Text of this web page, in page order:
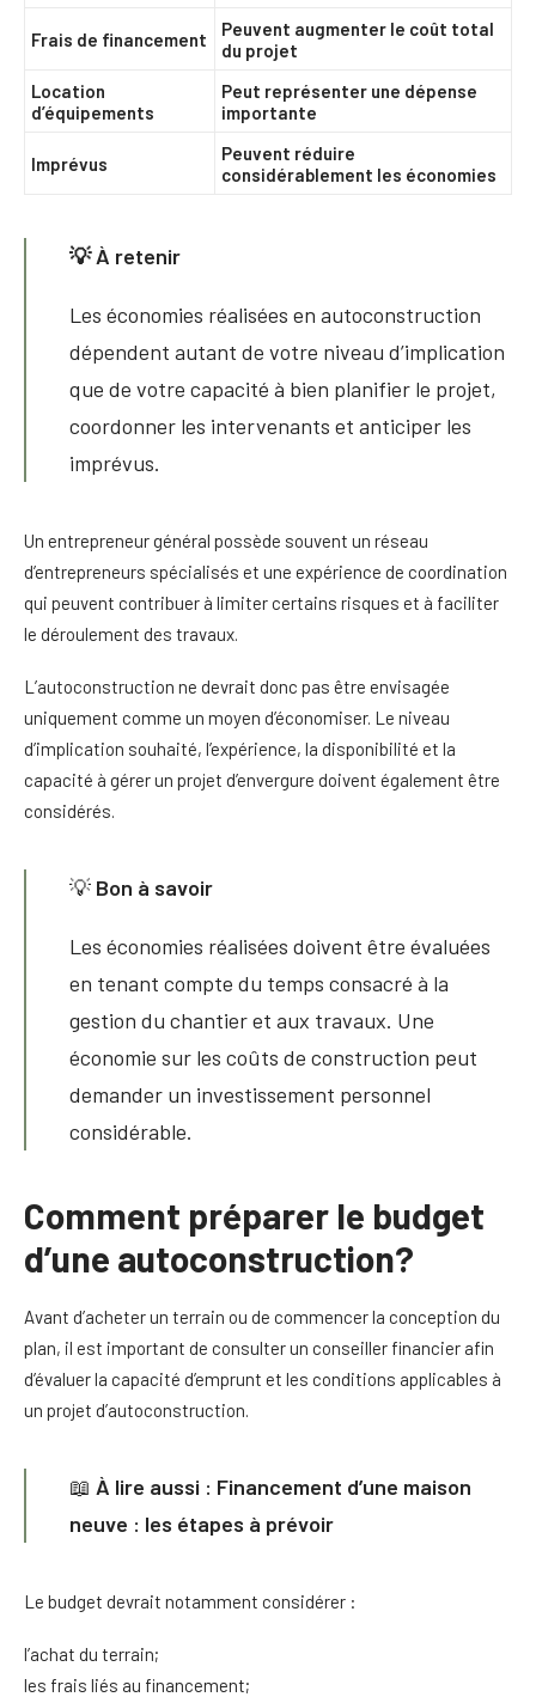
Frais de financement
Peuvent augmenter le coût total
du projet
Location
d’équipements
Peut représenter une dépense
importante
Imprévus
Peuvent réduire
considérablement les économies
💡 À retenir
Les économies réalisées en autoconstruction
dépendent autant de votre niveau d’implication
que de votre capacité à bien planifier le projet,
coordonner les intervenants et anticiper les
imprévus.
Un entrepreneur général possède souvent un réseau
d’entrepreneurs spécialisés et une expérience de coordination
qui peuvent contribuer à limiter certains risques et à faciliter
le déroulement des travaux.
L’autoconstruction ne devrait donc pas être envisagée
uniquement comme un moyen d’économiser. Le niveau
d’implication souhaité, l’expérience, la disponibilité et la
capacité à gérer un projet d’envergure doivent également être
considérés.
💡 Bon à savoir
Les économies réalisées doivent être évaluées
en tenant compte du temps consacré à la
gestion du chantier et aux travaux. Une
économie sur les coûts de construction peut
demander un investissement personnel
considérable.
Comment préparer le budget
d’une autoconstruction?
Avant d’acheter un terrain ou de commencer la conception du
plan, il est important de consulter un conseiller financier afin
d’évaluer la capacité d’emprunt et les conditions applicables à
un projet d’autoconstruction.
📖 À lire aussi : Financement d’une maison
neuve : les étapes à prévoir
Le budget devrait notamment considérer :
l’achat du terrain;
les frais liés au financement;